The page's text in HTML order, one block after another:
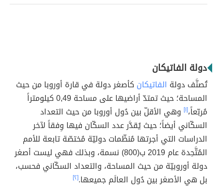
دولة الفاتيكان
تُصنَّف دولة الفاتيكان كأصغر دولة في قارة أوروبا من حيث
المساحة؛ حيث تمتدّ أراضيها على مساحة 0,49 كيلومتراً
مُربّعاً،[١] وهي الأقلّ بين دُول أوروبا من حيث التعداد
السكّاني أيضاً؛ حيث يُقدَّر عدد السكّان فيها وِفقاً لآخر
الدراسات التي أجرتها مُنظّمات دوليّة مُختصّة تابعة للأمم
المُتَّحِدة عام 2019 ب(800) نسمة، وبذلك فهي ليست أصغر
دولة أوروبيّة من حيث المساحة، والتعداد السكّاني فحسب،
بل هي الأصغر بين دُول العالَم جميعها.[٢]